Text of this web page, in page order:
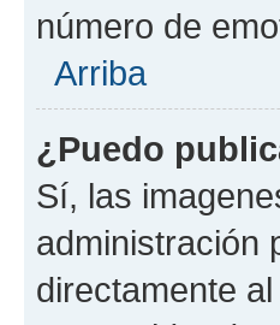
número de
Arriba
¿Puedo
Sí, las
administración
directamente